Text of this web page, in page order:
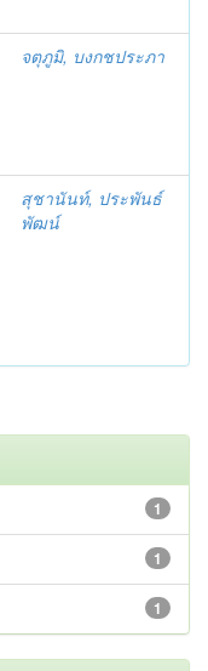
จตุภูมิ, บงกชประภา
สุชานันท์, ประพันธ์
พัฒน์
1
1
1